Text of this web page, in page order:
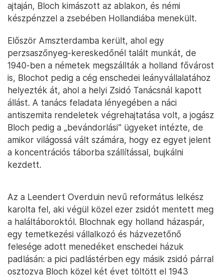
ajtaján, Bloch kimászott az ablakon, és némi
készpénzzel a zsebében Hollandiába menekült.
Először Amszterdamba került, ahol egy
perzsaszőnyeg-kereskedőnél talált munkát, de
1940-ben a németek megszállták a holland fővárost
is, Blochot pedig a cég enschedei leányvállalatához
helyezték át, ahol a helyi Zsidó Tanácsnál kapott
állást. A tanács feladata lényegében a náci
antiszemita rendeletek végrehajtatása volt, a jogász
Bloch pedig a „bevándorlási” ügyeket intézte, de
amikor világossá vált számára, hogy ez egyet jelent
a koncentrációs táborba szállítással, bujkálni
kezdett.
Az a Leendert Overduin nevű református lelkész
karolta fel, aki végül közel ezer zsidót mentett meg
a haláltáboroktól. Blochnak egy holland házaspár,
egy temetkezési vállalkozó és házvezetőnő
felesége adott menedéket enschedei házuk
padlásán: a pici padlástérben egy másik zsidó párral
osztozva Bloch közel két évet töltött el 1943